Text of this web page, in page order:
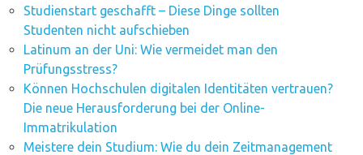
Studienstart geschafft – Diese Dinge sollten
Studenten nicht aufschieben
Latinum an der Uni: Wie vermeidet man den
Prüfungsstress?
Können Hochschulen digitalen Identitäten vertrauen?
Die neue Herausforderung bei der Online-
Immatrikulation
Meistere dein Studium: Wie du dein Zeitmanagement